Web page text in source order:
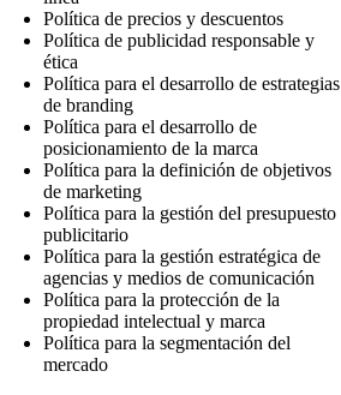
Política de precios y descuentos
Política de publicidad responsable y
ética
Política para el desarrollo de estrategias
de branding
Política para el desarrollo de
posicionamiento de la marca
Política para la definición de objetivos
de marketing
Política para la gestión del presupuesto
publicitario
Política para la gestión estratégica de
agencias y medios de comunicación
Política para la protección de la
propiedad intelectual y marca
Política para la segmentación del
mercado